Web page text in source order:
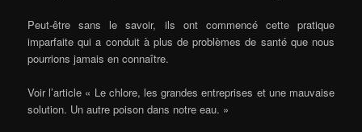
Peut-être sans le savoir, ils ont commencé cette pratique
imparfaite qui a conduit à plus de problèmes de santé que nous
pourrions jamais en connaître.
Voir l’article « Le chlore, les grandes entreprises et une mauvaise
solution. Un autre poison dans notre eau. »